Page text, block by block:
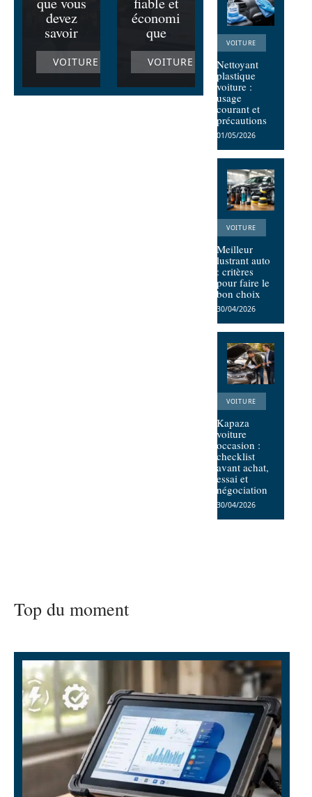
devez
savoir
VOITURE
économi
que
VOITURE
VOITURE
Nettoyant
plastique
voiture :
usage
courant et
précautions
01/05/2026
VOITURE
Meilleur
lustrant auto
: critères
pour faire le
bon choix
30/04/2026
VOITURE
Kapaza
voiture
occasion :
checklist
avant achat,
essai et
négociation
30/04/2026
Top du moment